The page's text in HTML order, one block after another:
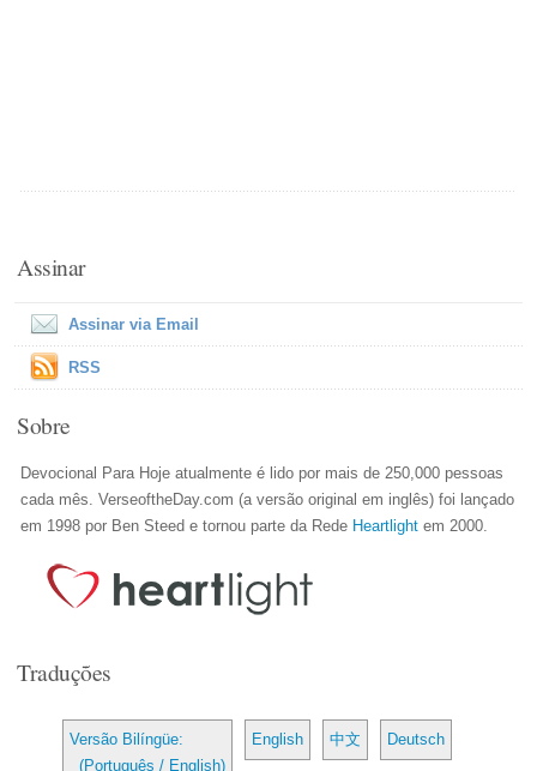
Assinar
Assinar via Email
RSS
Sobre
Devocional Para Hoje atualmente é lido por mais de 250,000 pessoas
cada mês. VerseoftheDay.com (a versão original em inglês) foi lançado
em 1998 por Ben Steed e tornou parte da Rede Heartlight em 2000.
Traduções
Versão Bilíngüe:
(Português / English)
English 中文 Deutsch